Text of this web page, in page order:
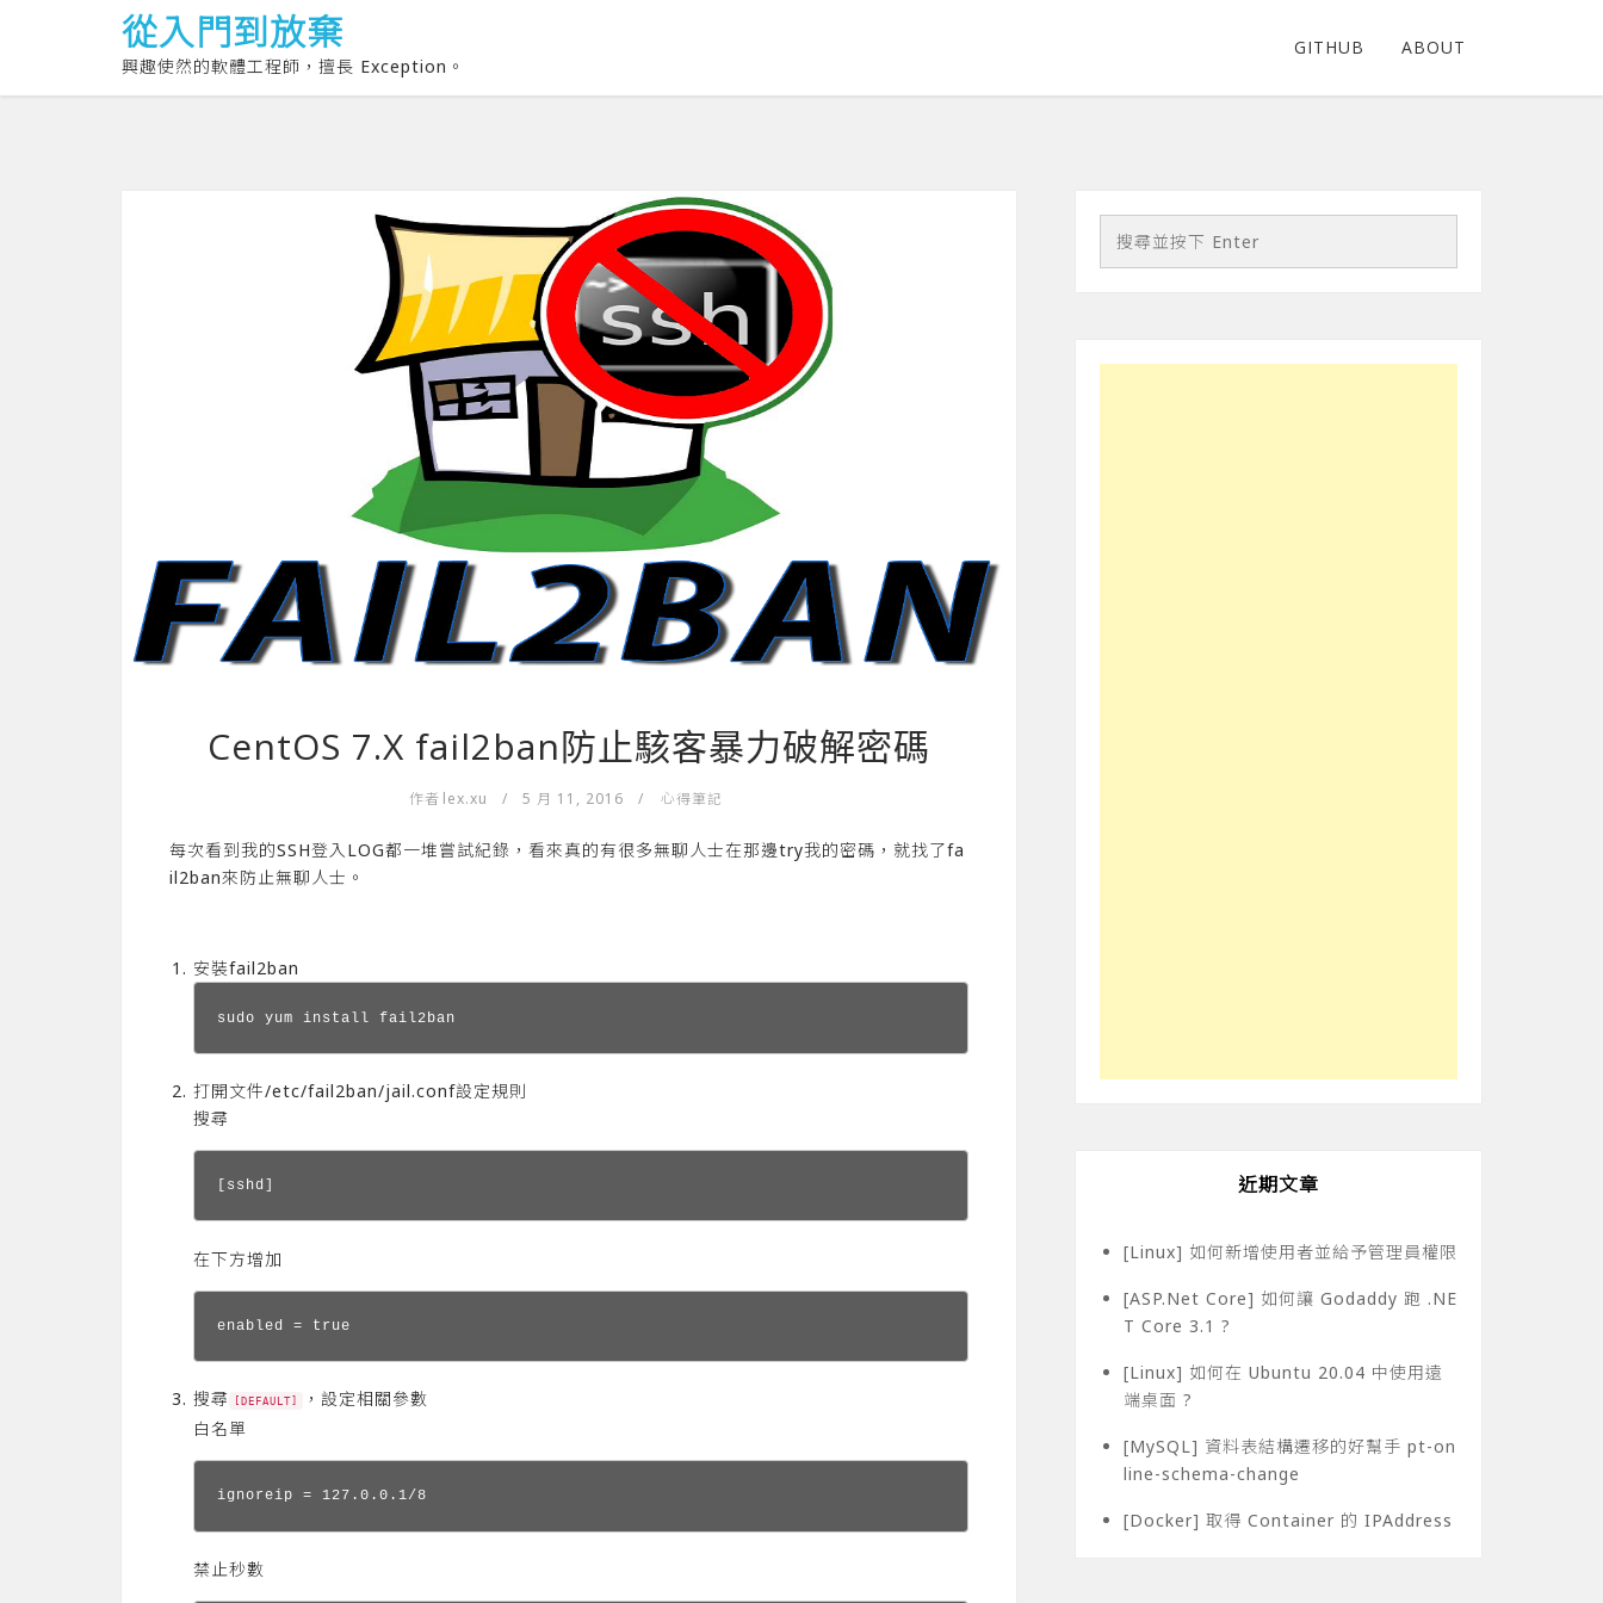
從入門到放棄
興趣使然的軟體工程師，擅長 Exception。
GITHUB ABOUT
CentOS 7.X fail2ban防止駭客暴力破解密碼
作者 lex.xu / 5 月 11, 2016 / 心得筆記
每次看到我的SSH登入LOG都一堆嘗試紀錄，看來真的有很多無聊人士在那邊try我的密碼，就找了fa
il2ban來防止無聊人士。
安裝fail2ban
sudo yum install fail2ban
打開文件/etc/fail2ban/jail.conf設定規則
搜尋
[sshd]
在下方增加
enabled = true
搜尋 [DEFAULT]
，設定相關參數
白名單
ignoreip = 127.0.0.1/8
禁止秒數
近期文章
[Linux] 如何新增使用者並給予管理員權限
[ASP.Net Core] 如何讓 Godaddy 跑 .NE
T Core 3.1 ?
[Linux] 如何在 Ubuntu 20.04 中使用遠
端桌面 ?
[MySQL] 資料表結構遷移的好幫手 pt-on
line-schema-change
[Docker] 取得 Container 的 IPAddress